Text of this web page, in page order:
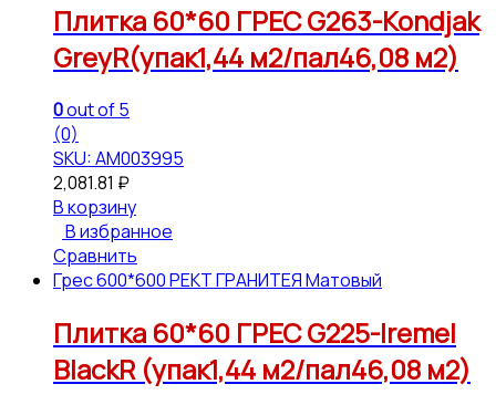
Плитка 60*60 ГРЕС G263-Kondjak
GreyR(упак1,44 м2/пал46,08 м2)
0out of 5
(0)
SKU: АМ003995
2,081.81 ₽
В корзину
В избранное
Сравнить
Грес 600*600 РЕКТ ГРАНИТЕЯ Матовый
Плитка 60*60 ГРЕС G225-Iremel
BlackR (упак1,44 м2/пал46,08 м2)